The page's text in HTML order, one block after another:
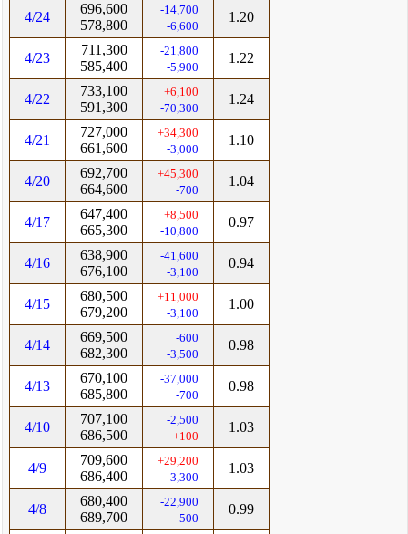
4/24
696,600
578,800
-14,700
-6,600
1.20
4/23
711,300
585,400
-21,800
-5,900
1.22
4/22
733,100
591,300
+6,100
-70,300
1.24
4/21
727,000
661,600
+34,300
-3,000
1.10
4/20
692,700
664,600
+45,300
-700
1.04
4/17
647,400
665,300
+8,500
-10,800
0.97
4/16
638,900
676,100
-41,600
-3,100
0.94
4/15
680,500
679,200
+11,000
-3,100
1.00
4/14
669,500
682,300
-600
-3,500
0.98
4/13
670,100
685,800
-37,000
-700
0.98
4/10
707,100
686,500
-2,500
+100
1.03
4/9
709,600
686,400
+29,200
-3,300
1.03
4/8
680,400
689,700
-22,900
-500
0.99